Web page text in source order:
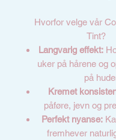
Hvorfor velge vår
Tint?
Langvarig effekt:
uker på hårene og
på
Kremet
påføre, jevn og
Perfekt nyanse:
fremhever